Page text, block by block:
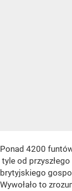
Ponad 4200
tyle od
brytyjskiego
Wywołało to